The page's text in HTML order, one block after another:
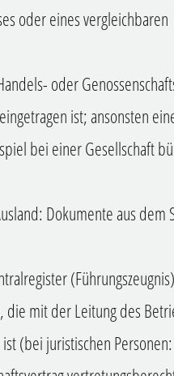
oder eines vergleichbaren
oder
ist; ansonsten
bei einer Gesellschaft
Dokumente aus dem
mit der Leitung des
(bei juristischen